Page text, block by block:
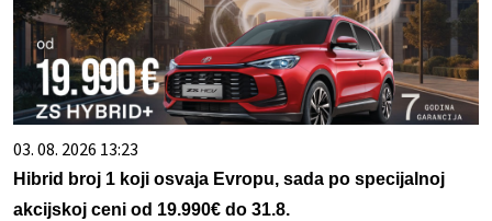
03. 08. 2026 13:23
Hibrid broj 1 koji osvaja Evropu, sada po specijalnoj
akcijskoj ceni od 19.990€ do 31.8.